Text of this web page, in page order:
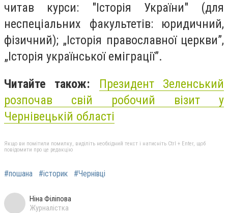
читав курси: "Історія України" (для
неспеціальних факультетів: юридичний,
фізичний); „Історія православної церкви”,
„Історія української еміграції”.
Читайте також: Президент Зеленський
розпочав свій робочий візит у
Чернівецькій області
Якщо ви помітили помилку, виділіть необхідний текст і натисніть Ctrl + Enter, щоб
повідомити про це редакцію
#пошана #історик #Чернівці
Ніна Філіпова
Журналістка